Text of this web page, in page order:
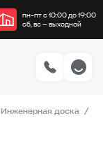
пн–пт с 10:00 до 19:00
сб, вс — выходной
Инженерная доска